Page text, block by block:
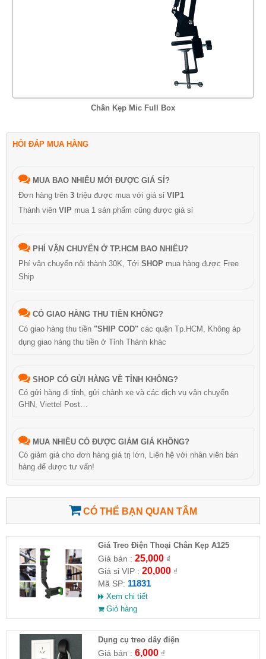
Chân Kẹp Mic Full Box
HỎI ĐÁP MUA HÀNG
MUA BAO NHIÊU MỚI ĐƯỢC GIÁ SỈ?
Đơn hàng trên 3 triệu được mua với giá sỉ VIP1
Thành viên VIP mua 1 sản phẩm cũng được giá sỉ
PHÍ VẬN CHUYỂN Ở TP.HCM BAO NHIÊU?
Phí vận chuyển nội thành 30K, Tới SHOP mua hàng được Free
Ship
CÓ GIAO HÀNG THU TIỀN KHÔNG?
Có giao hàng thu tiền "SHIP COD" các quận Tp.HCM, Không áp
dụng giao hàng thu tiền ở Tỉnh Thành khác
SHOP CÓ GỬI HÀNG VỀ TỈNH KHÔNG?
Có gửi hàng đi tỉnh, gửi chành xe và các dịch vụ vận chuyển
GHN, Viettel Post…
MUA NHIỀU CÓ ĐƯỢC GIẢM GIÁ KHÔNG?
Có giảm giá cho đơn hàng giá trị lớn, Liên hệ với nhân viên bán
hàng để được tư vấn!
CÓ THỂ BẠN QUAN TÂM
Giá Treo Điện Thoại Chân Kẹp A125
Giá bán : 25,000₫
Giá sỉ VIP : 20,000₫
Mã SP: 11831
Xem chi tiết
Giỏ hàng
Dụng cụ treo dây điện
Giá bán : 6,000₫